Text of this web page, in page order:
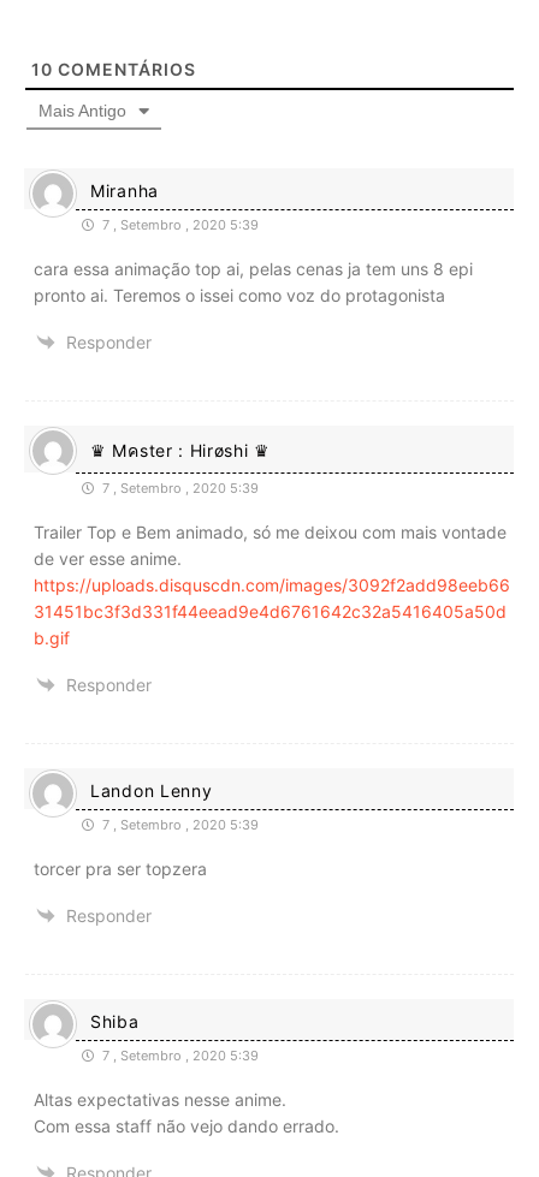
10 COMENTÁRIOS
Mais Antigo
Miranha
7 , Setembro , 2020 5:39
cara essa animação top ai, pelas cenas ja tem uns 8 epi
pronto ai. Teremos o issei como voz do protagonista
Responder
♛ Mคster : Hirøshi ♛
7 , Setembro , 2020 5:39
Trailer Top e Bem animado, só me deixou com mais vontade
de ver esse anime.
https://uploads.disquscdn.com/images/3092f2add98eeb66
31451bc3f3d331f44eead9e4d6761642c32a5416405a50d
b.gif
Responder
Landon Lenny
7 , Setembro , 2020 5:39
torcer pra ser topzera
Responder
Shiba
7 , Setembro , 2020 5:39
Altas expectativas nesse anime.
Com essa staff não vejo dando errado.
Responder